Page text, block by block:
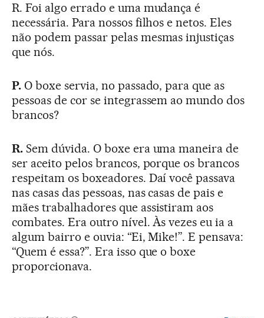
R. Foi algo errado e uma mudança é
necessária. Para nossos filhos e netos. Eles
não podem passar pelas mesmas injustiças
que nós.
P.O boxe servia, no passado, para que as
pessoas de cor se integrassem ao mundo dos
brancos?
R.Sem dúvida. O boxe era uma maneira de
ser aceito pelos brancos, porque os brancos
respeitam os boxeadores. Daí você passava
nas casas das pessoas, nas casas de pais e
mães trabalhadores que assistiram aos
combates. Era outro nível. Às vezes eu ia a
algum bairro e ouvia: “Ei, Mike!”. E pensava:
“Quem é essa?”. Era isso que o boxe
proporcionava.